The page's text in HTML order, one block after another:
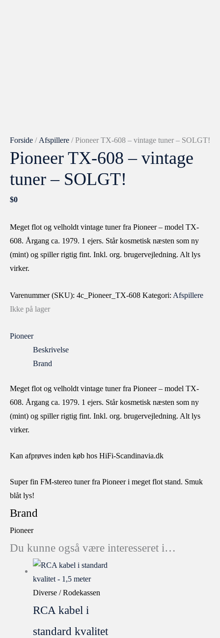
Forside / Afspillere / Pioneer TX-608 – vintage tuner – SOLGT!
Pioneer TX-608 – vintage
tuner – SOLGT!
$0
Meget flot og velholdt vintage tuner fra Pioneer – model TX-
608. Årgang ca. 1979. 1 ejers. Står kosmetisk næsten som ny
(mint) og spiller rigtig fint. Inkl. org. brugervejledning. Alt lys
virker.
Varenummer (SKU): 4c_Pioneer_TX-608 Kategori: Afspillere
Ikke på lager
Pioneer
Beskrivelse
Brand
Meget flot og velholdt vintage tuner fra Pioneer – model TX-
608. Årgang ca. 1979. 1 ejers. Står kosmetisk næsten som ny
(mint) og spiller rigtig fint. Inkl. org. brugervejledning. Alt lys
virker.
Kan afprøves inden køb hos HiFi-Scandinavia.dk
Super fin FM-stereo tuner fra Pioneer i meget flot stand. Smuk
blåt lys!
Brand
Pioneer
Du kunne også være interesseret i…
Diverse / Rodekassen
RCA kabel i
standard kvalitet